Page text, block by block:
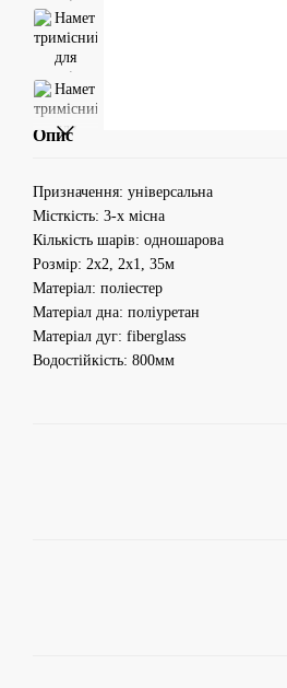
Опис
Призначення: універсальна
Місткість: 3-х місна
Кількість шарів: одношарова
Розмір: 2x2, 2x1, 35м
Матеріал: поліестер
Матеріал дна: поліуретан
Матеріал дуг: fiberglass
Водостійкість: 800мм